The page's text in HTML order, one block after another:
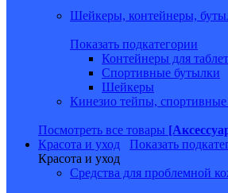
Шейкеры, контейнеры,
Показать подкатегории
Контейнеры для
Спортивные бутылки
Шейкеры
Кинезио тейпы,
Посмотреть все товары
Красота и уход
Показать
Красота и уход
Средства для проблемной